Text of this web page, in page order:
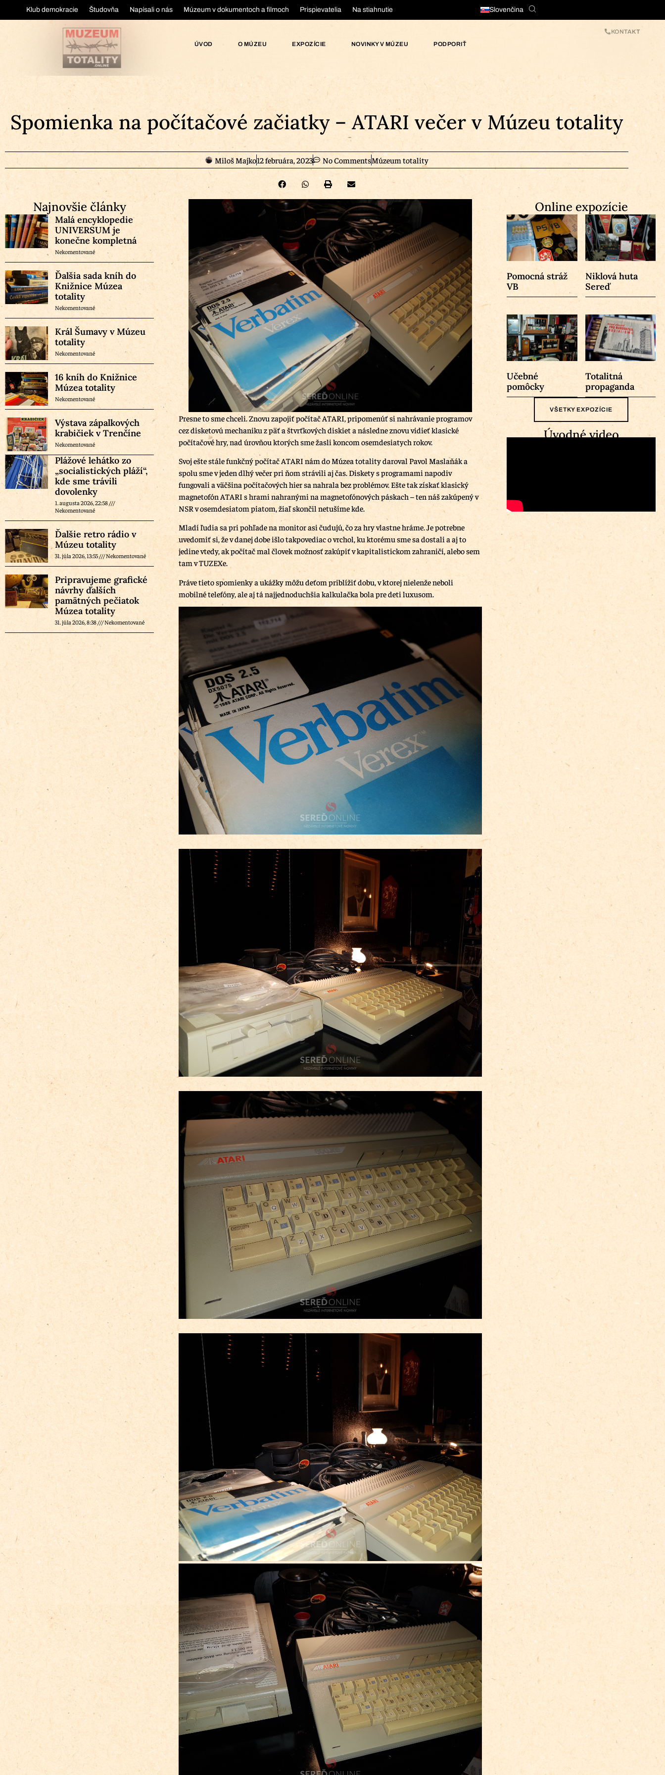
Klub demokracie Študovňa Napísali o nás Múzeum v dokumentoch a filmoch Prispievatelia Na stiahnutie Slovenčina
ÚVOD O MÚZEU EXPOZÍCIE NOVINKY V MÚZEU PODPORIŤ
KONTAKT
Spomienka na počítačové začiatky – ATARI večer v Múzeu totality
Miloš Majko12 februára, 2023 No CommentsMúzeum totality
Najnovšie články
Malá encyklopedie
UNIVERSUM je
konečne kompletná
Nekomentované
Ďalšia sada kníh do
Knižnice Múzea
totality
Nekomentované
Král Šumavy v Múzeu
totality
Nekomentované
16 kníh do Knižnice
Múzea totality
Nekomentované
Výstava zápalkových
krabičiek v Trenčíne
Nekomentované
Plážové lehátko zo
„socialistických pláží“,
kde sme trávili
dovolenky
1. augusta 2026, 22:58
Nekomentované
Ďalšie retro rádio v
Múzeu totality
31. júla 2026, 13:55 Nekomentované
Pripravujeme grafické
návrhy ďalších
pamätných pečiatok
Múzea totality
31. júla 2026, 8:38 Nekomentované
Presne to sme chceli. Znovu zapojiť počítač ATARI, pripomenúť si nahrávanie programov
cez disketovú mechaniku z päť a štvrťkových diskiet a následne znovu vidieť klasické
počítačové hry, nad úrovňou ktorých sme žasli koncom osemdesiatych rokov.
Svoj ešte stále funkčný počítač ATARI nám do Múzea totality daroval Pavol Maslaňák a
spolu sme v jeden dlhý večer pri ňom strávili aj čas. Diskety s programami napodiv
fungovali a väčšina počítačových hier sa nahrala bez problémov. Ešte tak získať klasický
magnetofón ATARI s hrami nahranými na magnetofónových páskach – ten náš zakúpený v
NSR v osemdesiatom piatom, žiaľ skončil netušíme kde.
Mladí ľudia sa pri pohľade na monitor asi čudujú, čo za hry vlastne hráme. Je potrebne
uvedomiť si, že v danej dobe išlo takpovediac o vrchol, ku ktorému sme sa dostali a aj to
jedine vtedy, ak počítač mal človek možnosť zakúpiť v kapitalistickom zahraničí, alebo sem
tam v TUZEXe.
Práve tieto spomienky a ukážky môžu deťom priblížiť dobu, v ktorej nielenže neboli
mobilné telefóny, ale aj tá najjednoduchšia kalkulačka bola pre deti luxusom.
Online expozície
Pomocná stráž
VB
Niklová huta
Sereď
Učebné
pomôcky
Totalitná
propaganda
VŠETKY EXPOZÍCIE
Úvodné video